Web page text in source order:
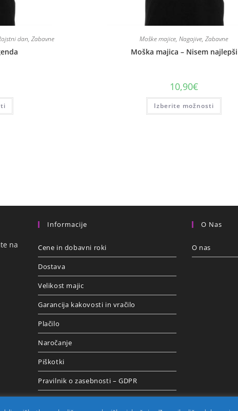
dan,Zabavne Moške majice,Nagajive,Zabavne
Moška majica – Nisem najlepši
10,90€
Izberite možnosti
na
Informacije
Cene in dobavni roki
Dostava
Velikost majic
Garancija kakovosti in vračilo
Plačilo
Naročanje
Piškotki
Pravilnik o zasebnosti – GDPR
O Nas
O nas